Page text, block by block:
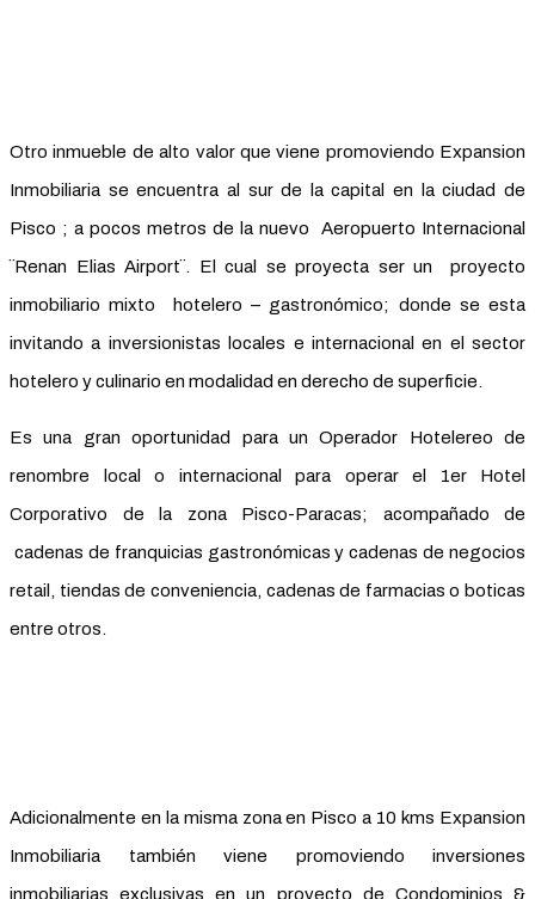
Otro inmueble de alto valor que viene promoviendo Expansion
Inmobiliaria se encuentra al sur de la capital en la ciudad de
Pisco ; a pocos metros de la nuevo Aeropuerto Internacional
¨Renan Elias Airport¨. El cual se proyecta ser un proyecto
inmobiliario mixto hotelero – gastronómico; donde se esta
invitando a inversionistas locales e internacional en el sector
hotelero y culinario en modalidad en derecho de superficie.
Es una gran oportunidad para un Operador Hotelereo de
renombre local o internacional para operar el 1er Hotel
Corporativo de la zona Pisco-Paracas; acompañado de
cadenas de franquicias gastronómicas y cadenas de negocios
retail, tiendas de conveniencia, cadenas de farmacias o boticas
entre otros.
Adicionalmente en la misma zona en Pisco a 10 kms Expansion
Inmobiliaria también viene promoviendo inversiones
inmobiliarias exclusivas en un proyecto de Condominios &